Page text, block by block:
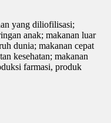
yang diliofilisasi;
anak; makanan luar
dunia; makanan cepat
kesehatan; makanan
farmasi, produk